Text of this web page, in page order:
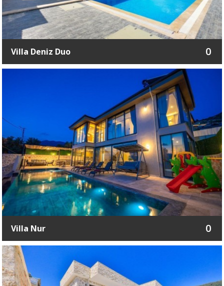
Villa Deniz Duo 0
Villa Nur 0